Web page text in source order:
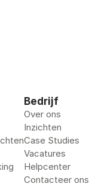
Bedrijf
Over ons
Inzichten
Case Studies
Vacatures
Helpcenter
Contacteer ons